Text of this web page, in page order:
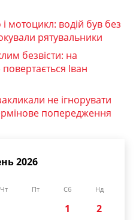
і мотоцикл: водій був без
рятувальники
безвісти: на
Іван
не ігнорувати
попередження
2026
Чт Пт Сб Нд
1
2